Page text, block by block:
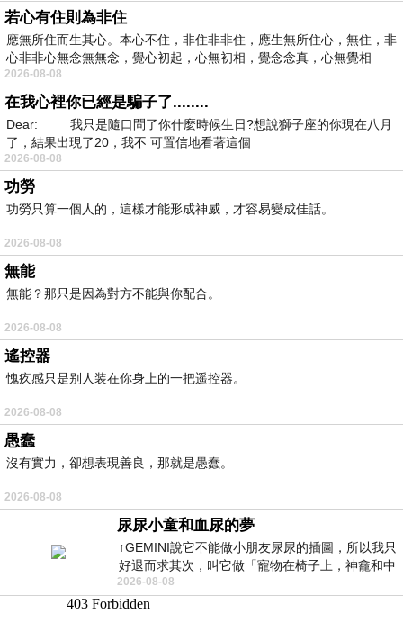
若心有住則為非住
應無所住而生其心。本心不住，非住非非住，應生無所住心，無住，非
心非非心無念無無念，覺心初起，心無初相，覺念念真，心無覺相
2026-08-08
在我心裡你已經是騙子了........
Dear: 我只是隨口問了你什麼時候生日?想說獅子座的你現在八月
了，結果出現了20，我不 可置信地看著這個
2026-08-08
功勞
功勞只算一個人的，這樣才能形成神威，才容易變成佳話。
2026-08-08
無能
無能？那只是因為對方不能與你配合。
2026-08-08
遙控器
愧疚感只是别人装在你身上的一把遥控器。
2026-08-08
愚蠢
沒有實力，卻想表現善良，那就是愚蠢。
2026-08-08
尿尿小童和血尿的夢
↑GEMINI說它不能做小朋友尿尿的插圖，所以我只
好退而求其次，叫它做「寵物在椅子上，神龕和中
年人臉孔」的畫了。 六月底
2026-08-08